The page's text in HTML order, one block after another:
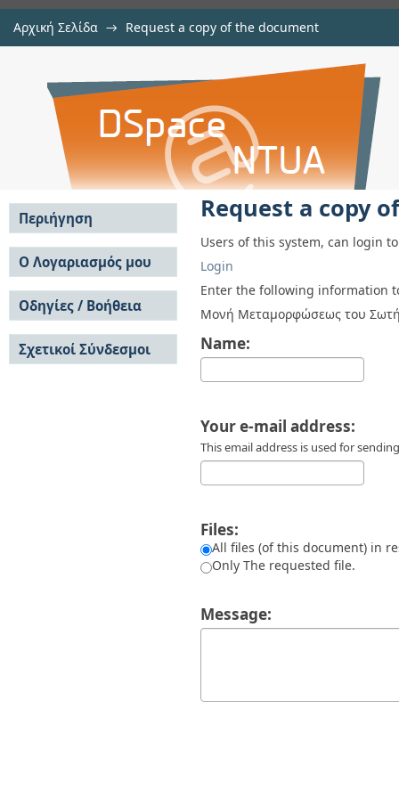
Αρχική Σελίδα → Request a copy of the document
Request a copy of the document
Request a copy
Users of this system, can login
Login
Enter the following information
Μονή Μεταμορφώσεως του
Name:
Your e-mail address:
This email address is used for
Files:
All files (of this document) in
Only The requested file.
Message:
Περιήγηση
Σε όλο το DSpace
Κοινότητες & Συλλογές
Ανά Ημερομηνία
Έκδοσης
Συγγραφείς
Τίτλοι
Θέματα
Ο Λογαριασμός μου
Σύνδεση
Εγγραφή
Οδηγίες / Βοήθεια
Οδηγίες Υποβολής
Οδηγίες Χρήσης ΙΑ
Συχνές Ερωτήσεις
Σχετικοί Σύνδεσμοι